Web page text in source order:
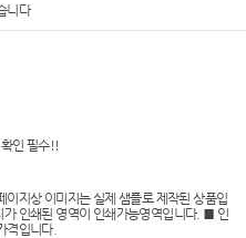
니다
인 필수!!
지상 이미지는 실제 샘플로 제작된 상품입
가 인쇄된 영역이 인쇄가능영역입니다. ■ 인
격입니다.